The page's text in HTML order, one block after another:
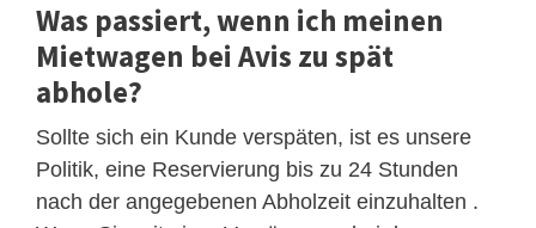
Was passiert, wenn ich meinen
Mietwagen bei Avis zu spät
abhole?
Sollte sich ein Kunde verspäten, ist es unsere
Politik, eine Reservierung bis zu 24 Stunden
nach der angegebenen Abholzeit einzuhalten .